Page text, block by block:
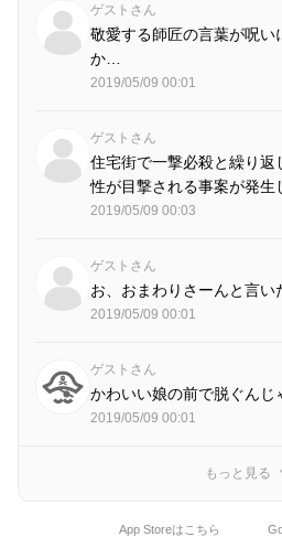
ゲストさん
敬愛する師匠の言葉が呪
か…
2019/05/09 00:01
ゲストさん
住宅街で一撃必殺と繰り返
性が目撃される事案が発生
2019/05/09 00:03
ゲストさん
お、おまわりさーんと言い
2019/05/09 00:01
ゲストさん
かわいい娘の前で脱ぐんじ
2019/05/09 00:01
もっと見る
App Storeはこちら